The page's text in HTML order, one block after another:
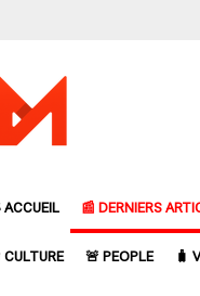
📰 DERNIERS
CULTURE 🚨 PEOPLE 🧳